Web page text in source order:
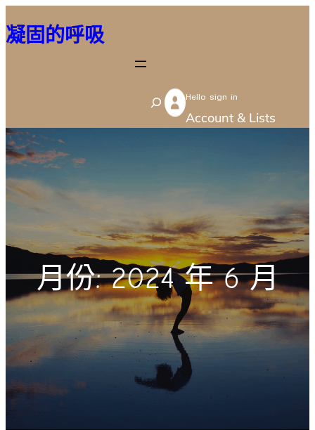
至
容
凝固的呼吸
S
e
Hello sign in
Account & Lists
月份:2024 年 6 月